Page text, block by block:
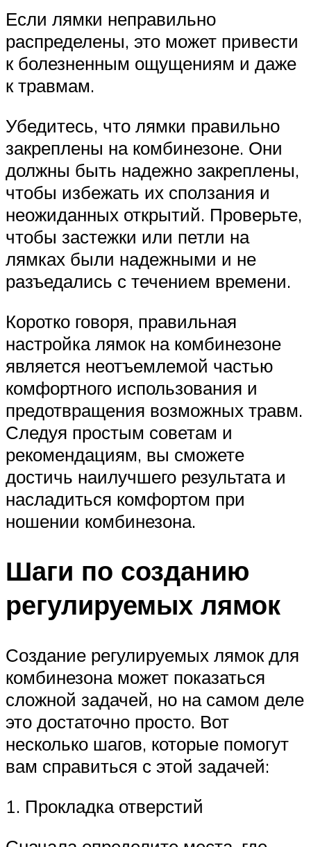
Если лямки неправильно
распределены, это может привести
к болезненным ощущениям и даже
к травмам.
Убедитесь, что лямки правильно
закреплены на комбинезоне. Они
должны быть надежно закреплены,
чтобы избежать их сползания и
неожиданных открытий. Проверьте,
чтобы застежки или петли на
лямках были надежными и не
разъедались с течением времени.
Коротко говоря, правильная
настройка лямок на комбинезоне
является неотъемлемой частью
комфортного использования и
предотвращения возможных травм.
Следуя простым советам и
рекомендациям, вы сможете
достичь наилучшего результата и
насладиться комфортом при
ношении комбинезона.
Шаги по созданию
регулируемых лямок
Создание регулируемых лямок для
комбинезона может показаться
сложной задачей, но на самом деле
это достаточно просто. Вот
несколько шагов, которые помогут
вам справиться с этой задачей:
1. Прокладка отверстий